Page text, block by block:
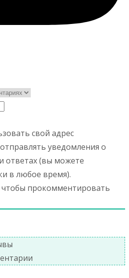
свой адрес
уведомления о
ответах (вы можете
в любое время).
прокомментировать